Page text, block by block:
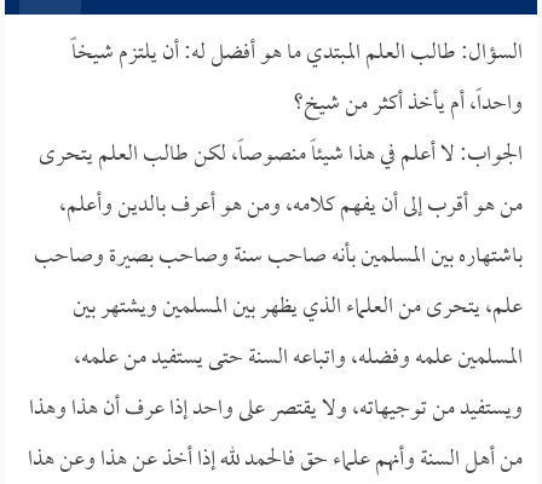
السؤال: طالب العلم المبتدي ما هو أفضل له: أن يلتزم شيخاً
واحداً، أم يأخذ أكثر من شيخ؟
الجواب: لا أعلم في هذا شيئاً منصوصاً، لكن طالب العلم يتحرى
من هو أقرب إلى أن يفهم كلامه، ومن هو أعرف بالدين وأعلم،
باشتهاره بين المسلمين بأنه صاحب سنة وصاحب بصيرة وصاحب
علم، يتحرى من العلماء الذي يظهر بين المسلمين ويشتهر بين
المسلمين علمه وفضله، واتباعه السنة حتى يستفيد من علمه،
ويستفيد من توجيهاته، ولا يقتصر على واحد إذا عرف أن هذا وهذا
من أهل السنة وأنهم علماء حق فالحمد لله إذا أخذ عن هذا وعن هذا